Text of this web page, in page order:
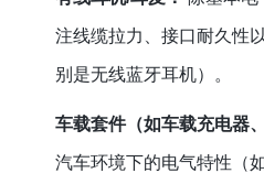
注线缆拉力、接口耐久性
别是无线蓝牙耳机）。
车载套件（如车载充电器
汽车环境下的电气特性（